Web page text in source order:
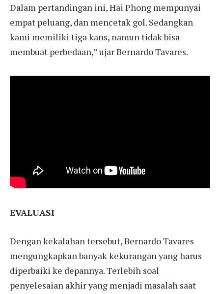
Dalam pertandingan ini, Hai Phong mempunyai
empat peluang, dan mencetak gol. Sedangkan
kami memiliki tiga kans, namun tidak bisa
membuat perbedaan,” ujar Bernardo Tavares.
EVALUASI
Dengan kekalahan tersebut, Bernardo Tavares
mengungkapkan banyak kekurangan yang harus
diperbaiki ke depannya. Terlebih soal
penyelesaian akhir yang menjadi masalah saat